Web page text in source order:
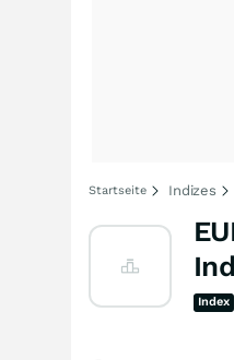
Startseite Indizes
Index